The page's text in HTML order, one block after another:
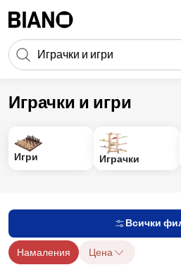
Търсене
Играчки и игри
За деца Играчки и игри
Игри Играчки
Всички
Намаления Цена